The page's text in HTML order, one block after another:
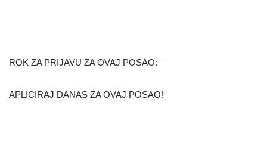
ROK ZA PRIJAVU ZA OVAJ POSAO: –
APLICIRAJ DANAS ZA OVAJ POSAO!